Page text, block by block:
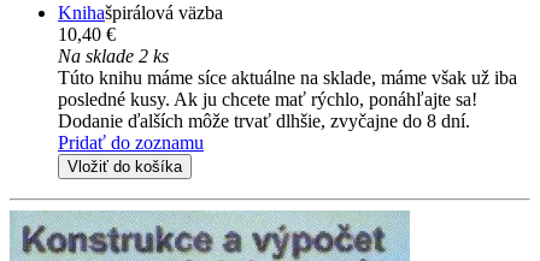
Knihašpirálová väzba
10,40 €
Na sklade 2 ks
Túto knihu máme síce aktuálne na sklade, máme však už iba
posledné kusy. Ak ju chcete mať rýchlo, ponáhľajte sa!
Dodanie ďalších môže trvať dlhšie, zvyčajne do 8 dní.
Pridať do zoznamu
Vložiť do košíka